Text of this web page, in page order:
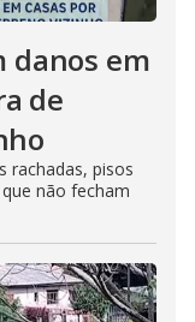
danos em
de
rachadas, pisos
não fecham